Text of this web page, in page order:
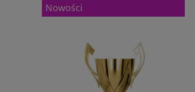
Nowości